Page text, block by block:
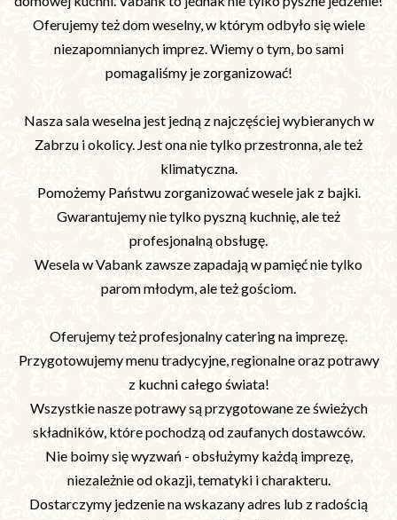
Oferujemy też dom weselny, w którym odbyło się wiele
niezapomnianych imprez. Wiemy o tym, bo sami
pomagaliśmy je zorganizować!
Nasza sala weselna jest jedną z najczęściej wybieranych w
Zabrzu i okolicy. Jest ona nie tylko przestronna, ale też
klimatyczna.
Pomożemy Państwu zorganizować wesele jak z bajki.
Gwarantujemy nie tylko pyszną kuchnię, ale też
profesjonalną obsługę.
Wesela w Vabank zawsze zapadają w pamięć nie tylko
parom młodym, ale też gościom.
Oferujemy też profesjonalny catering na imprezę.
Przygotowujemy menu tradycyjne, regionalne oraz potrawy
z kuchni całego świata!
Wszystkie nasze potrawy są przygotowane ze świeżych
składników, które pochodzą od zaufanych dostawców.
Nie boimy się wyzwań - obsłużymy każdą imprezę,
niezależnie od okazji, tematyki i charakteru.
Dostarczymy jedzenie na wskazany adres lub z radością